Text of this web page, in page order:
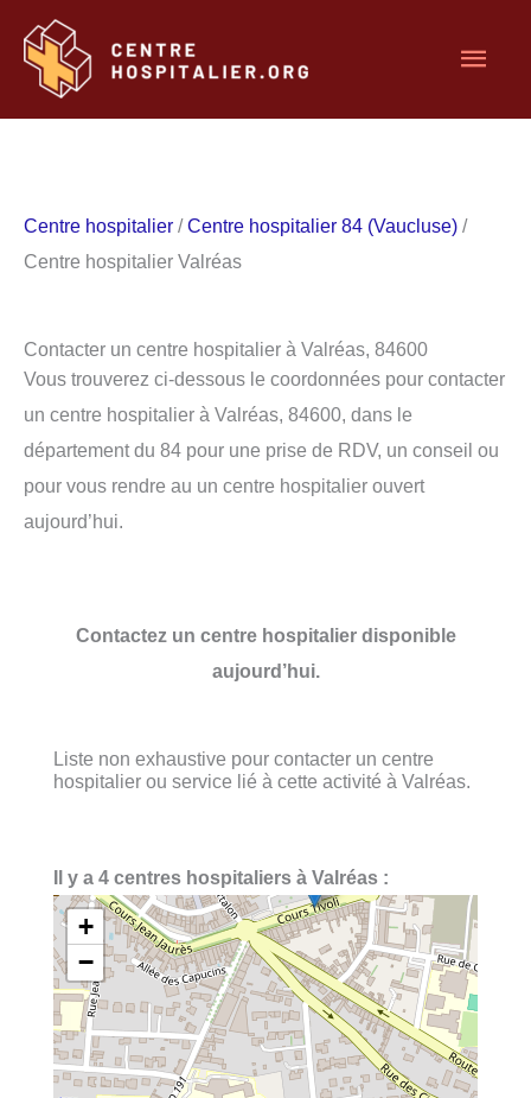
contenu
Centre hospitalier /Centre hospitalier 84 (Vaucluse) /
Centre hospitalier Valréas
Contacter un centre hospitalier à Valréas, 84600
Vous trouverez ci-dessous le coordonnées pour contacter
un centre hospitalier à Valréas, 84600, dans le
département du 84 pour une prise de RDV, un conseil ou
pour vous rendre au un centre hospitalier ouvert
aujourd’hui.
Contactez un centre hospitalier disponible
aujourd’hui.
Liste non exhaustive pour contacter un centre
hospitalier ou service lié à cette activité à Valréas.
Il y a 4 centres hospitaliers à Valréas :
+
−